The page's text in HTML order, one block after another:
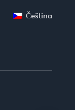
Čeština